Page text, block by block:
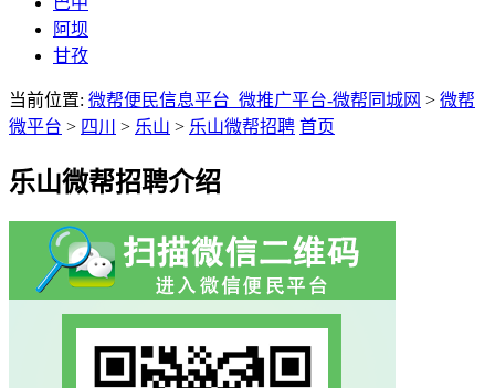
阿坝
甘孜
当前位置: 微帮便民信息平台_微推广平台-微帮同城网 > 微帮
微平台 > 四川 > 乐山 > 乐山微帮招聘 首页
乐山微帮招聘介绍